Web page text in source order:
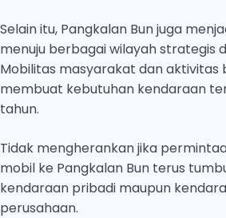
Selain itu, Pangkalan Bun juga
menuju berbagai wilayah strategis
Mobilitas masyarakat dan aktivitas
membuat kebutuhan kendaraan
tahun.
Tidak mengherankan jika
mobil ke Pangkalan Bun terus
kendaraan pribadi maupun
perusahaan.